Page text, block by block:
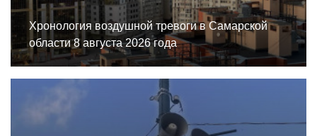
Хронология воздушной тревоги в Самарской
области 8 августа 2026 года